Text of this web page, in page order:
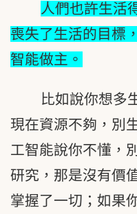
人們也許生活
喪失了生活的目標
智能做主。
比如說你想多
現在資源不夠，別
工智能說你不懂，
研究，那是沒有價
掌握了一切；如果